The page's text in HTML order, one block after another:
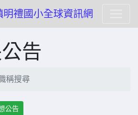
禮國小全球資訊網
告
稱搜尋
公告